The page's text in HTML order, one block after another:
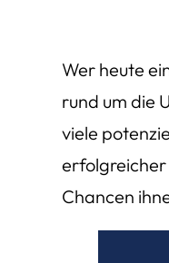
Wer heute
rund um die
viele
erfolgreicher
Chancen